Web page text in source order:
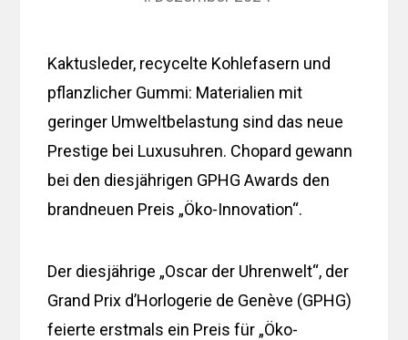
Kaktusleder, recycelte Kohlefasern und
pflanzlicher Gummi: Materialien mit
geringer Umweltbelastung sind das neue
Prestige bei Luxusuhren. Chopard gewann
bei den diesjährigen GPHG Awards den
brandneuen Preis „Öko-Innovation“.
Der diesjährige „Oscar der Uhrenwelt“, der
Grand Prix d’Horlogerie de Genève (GPHG)
feierte erstmals ein Preis für „Öko-